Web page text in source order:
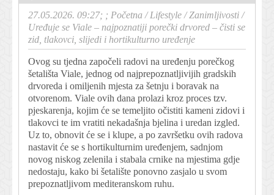
27.05.2026. 09:27; ; Početna /Lifestyle /Zanimljivosti /
Uređuje se Viale – najpoznatiji porečki drvored – čisti se
zid, tlakovci, slijedi i hortikulturno uređenje
Ovog su tjedna započeli radovi na uređenju porečkog
šetališta Viale, jednog od najprepoznatljivijih gradskih
drvoreda i omiljenih mjesta za šetnju i boravak na
otvorenom. Viale ovih dana prolazi kroz proces tzv.
pjeskarenja, kojim će se temeljito očistiti kameni zidovi i
tlakovci te im vratiti nekadašnja bjelina i uredan izgled.
Uz to, obnovit će se i klupe, a po završetku ovih radova
nastavit će se s hortikulturnim uređenjem, sadnjom
novog niskog zelenila i stabala crnike na mjestima gdje
nedostaju, kako bi šetalište ponovno zasjalo u svom
prepoznatljivom mediteranskom ruhu.